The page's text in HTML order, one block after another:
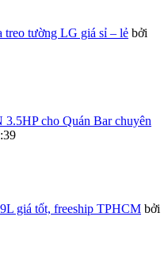
treo tường LG giá sỉ – lẻ bởi
cho Quán Bar chuyên
giá tốt, freeship TPHCM bởi